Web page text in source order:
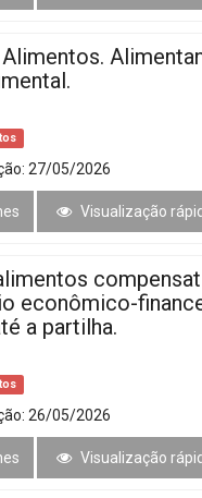
27/05/2026
Visualização
econômico-
a partilha.
26/05/2026
Visualização